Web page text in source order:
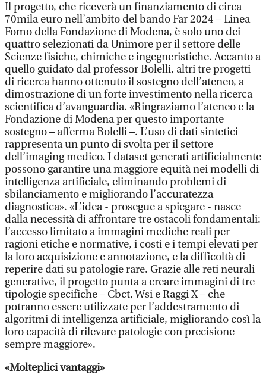
Il progetto, che riceverà un finanziamento di circa
70mila euro nell’ambito del bando Far 2024 – Linea
Fomo della Fondazione di Modena, è solo uno dei
quattro selezionati da Unimore per il settore delle
Scienze fisiche, chimiche e ingegneristiche. Accanto a
quello guidato dal professor Bolelli, altri tre progetti
di ricerca hanno ottenuto il sostegno dell’ateneo, a
dimostrazione di un forte investimento nella ricerca
scientifica d’avanguardia. «Ringraziamo l’ateneo e la
Fondazione di Modena per questo importante
sostegno – afferma Bolelli –. L’uso di dati sintetici
rappresenta un punto di svolta per il settore
dell’imaging medico. I dataset generati artificialmente
possono garantire una maggiore equità nei modelli di
intelligenza artificiale, eliminando problemi di
sbilanciamento e migliorando l’accuratezza
diagnostica». «L’idea - prosegue a spiegare - nasce
dalla necessità di affrontare tre ostacoli fondamentali:
l’accesso limitato a immagini mediche reali per
ragioni etiche e normative, i costi e i tempi elevati per
la loro acquisizione e annotazione, e la difficoltà di
reperire dati su patologie rare. Grazie alle reti neurali
generative, il progetto punta a creare immagini di tre
tipologie specifiche – Cbct, Wsi e Raggi X – che
potranno essere utilizzate per l’addestramento di
algoritmi di intelligenza artificiale, migliorando così la
loro capacità di rilevare patologie con precisione
sempre maggiore».
«Molteplici vantaggi»